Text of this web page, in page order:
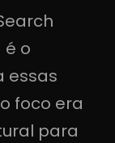
é o
essas
foco era
para